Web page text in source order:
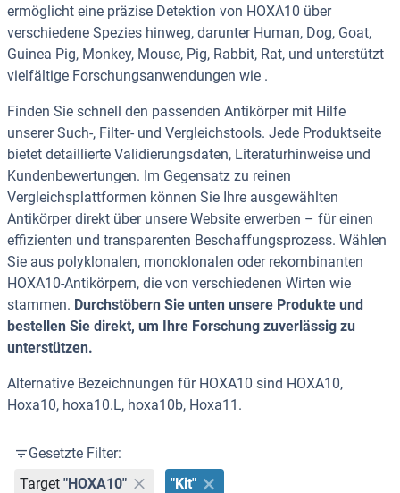
ermöglicht eine präzise Detektion von HOXA10 über
verschiedene Spezies hinweg, darunter Human, Dog, Goat,
Guinea Pig, Monkey, Mouse, Pig, Rabbit, Rat, und unterstützt
vielfältige Forschungsanwendungen wie .
Finden Sie schnell den passenden Antikörper mit Hilfe
unserer Such-, Filter- und Vergleichstools. Jede Produktseite
bietet detaillierte Validierungsdaten, Literaturhinweise und
Kundenbewertungen. Im Gegensatz zu reinen
Vergleichsplattformen können Sie Ihre ausgewählten
Antikörper direkt über unsere Website erwerben – für einen
effizienten und transparenten Beschaffungsprozess. Wählen
Sie aus polyklonalen, monoklonalen oder rekombinanten
HOXA10-Antikörpern, die von verschiedenen Wirten wie
stammen. Durchstöbern Sie unten unsere Produkte und
bestellen Sie direkt, um Ihre Forschung zuverlässig zu
unterstützen.
Alternative Bezeichnungen für HOXA10 sind HOXA10,
Hoxa10, hoxa10.L, hoxa10b, Hoxa11.
Gesetzte Filter:
Target "HOXA10" "Kit"